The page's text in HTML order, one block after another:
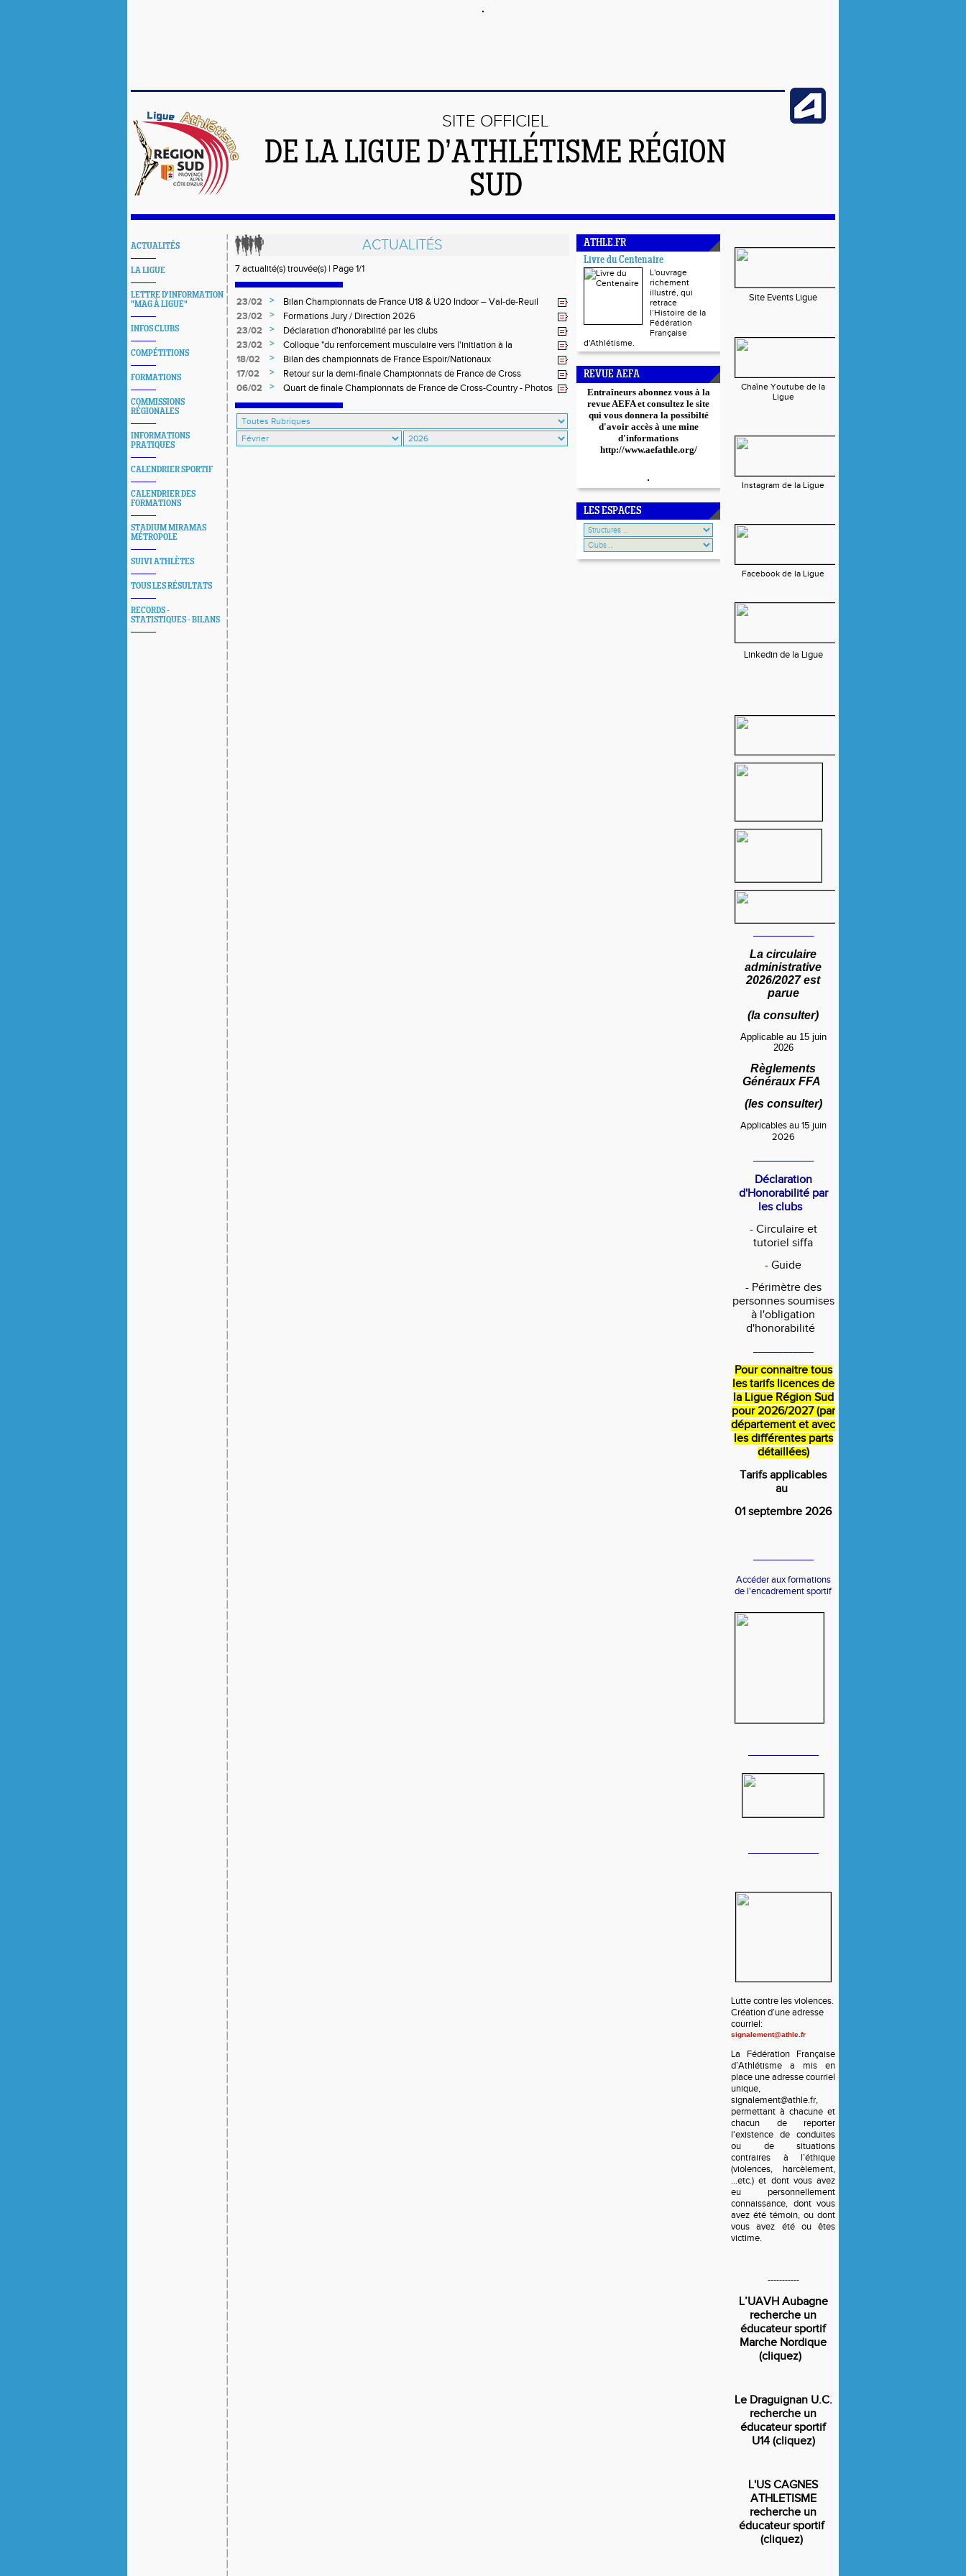
SITE OFFICIEL
DE LA LIGUE D’ATHLÉTISME RÉGION
SUD
ACTUALITÉS
LA LIGUE
LETTRE D'INFORMATION
"MAG À LIGUE"
INFOS CLUBS
COMPÉTITIONS
FORMATIONS
COMMISSIONS
RÉGIONALES
INFORMATIONS
PRATIQUES
CALENDRIER SPORTIF
CALENDRIER DES
FORMATIONS
STADIUM MIRAMAS
MÉTROPOLE
SUIVI ATHLÈTES
TOUS LES RÉSULTATS
RECORDS -
STATISTIQUES - BILANS
ACTUALITÉS
7 actualité(s) trouvée(s) | Page 1/1
23/02 >
Bilan Championnats de France U18 & U20 Indoor – Val-de-Reuil
23/02
>
Formations Jury / Direction 2026
23/02
>
Déclaration d'honorabilité par les clubs
23/02
>
Colloque "du renforcement musculaire vers l'initiation à la
musculation" - 22 mars 2026 au Creps d'Aix
18/02 >
Bilan des championnats de France Espoir/Nationaux
17/02
>
Retour sur la demi-finale Championnats de France de Cross
06/02
> Quart de finale Championnats de France de Cross-Country - Photos
ATHLE.FR
Livre du Centenaire
L'ouvrage
richement
illustré, qui
retrace
l’Histoire de la
Fédération
Française
d'Athlétisme.
REVUE AEFA
Entraîneurs abonnez vous à la
revue AEFA et consultez le site
qui vous donnera la possibilté
d'avoir accès à une mine
d'informations
http://www.aefathle.org/
LES ESPACES
Site Events Ligue
Chaîne Youtube de la
Ligue
Instagram de la Ligue
Facebook de la Ligue
Linkedin de la Ligue
La circulaire
administrative
2026/2027 est
parue
(la consulter)
Applicable au 15 juin
2026
Règlements
Généraux FFA
(les consulter)
Applicables au 15 juin
2026
Déclaration
d'Honorabilité par
les clubs
- Circulaire et
tutoriel siffa
- Guide
- Périmètre des
personnes soumises
à l'obligation
d'honorabilité
Pour connaitre tous
les tarifs licences de
la Ligue Région Sud
pour 2026/2027 (par
département et avec
les différentes parts
détaillées)
Tarifs applicables
au
01 septembre 2026
Accéder aux formations
de l'encadrement sportif
Lutte contre les violences.
Création d’une adresse
courriel:
signalement@athle.fr
La Fédération Française
d’Athlétisme a mis en
place une adresse courriel
unique,
signalement@athle.fr,
permettant à chacune et
chacun de reporter
l'existence de conduites
ou de situations
contraires à l’éthique
(violences, harcèlement,
…etc.) et dont vous avez
eu personnellement
connaissance, dont vous
avez été témoin, ou dont
vous avez été ou êtes
victime.
-----------
L’UAVH Aubagne
recherche un
éducateur sportif
Marche Nordique
(cliquez)
Le Draguignan U.C.
recherche un
éducateur sportif
U14 (cliquez)
L'US CAGNES
ATHLETISME
recherche un
éducateur sportif
(cliquez)